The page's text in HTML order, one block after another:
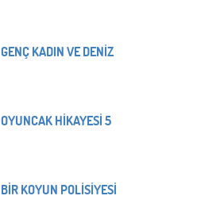
GENÇ KADIN VE DENİZ
OYUNCAK HİKAYESİ 5
BİR KOYUN POLİSİYESİ